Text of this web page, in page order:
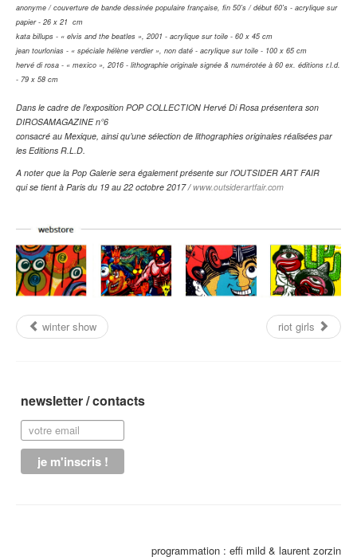
anonyme / couverture de bande dessinée populaire française, fin 50's / début 60's - acrylique sur
papier - 26 x 21 cm
kata billups - « elvis and the beatles », 2001 - acrylique sur toile - 60 x 45 cm
jean tourlonias - « spéciale hélène verdier », non daté - acrylique sur toile - 100 x 65 cm
hervé di rosa - « mexico », 2016 - lithographie originale signée & numérotée à 60 ex. éditions r.l.d.
- 79 x 58 cm
Dans le cadre de lʼexposition POP COLLECTION Hervé Di Rosa présentera son
DIROSAMAGAZINE n°6
consacré au Mexique, ainsi quʼune sélection de lithographies originales réalisées par
les Editions R.L.D.
A noter que la Pop Galerie sera également présente sur lʼOUTSIDER ART FAIR
qui se tient à Paris du 19 au 22 octobre 2017 /www.outsiderartfair.com
winter show riot girls
newsletter / contacts
programmation : effi mild & laurent zorzin